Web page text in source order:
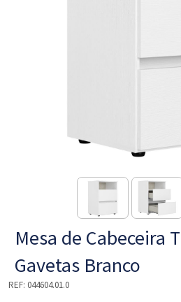
Mesa de Cabeceira
Gavetas Branco
REF: 044604.01.0